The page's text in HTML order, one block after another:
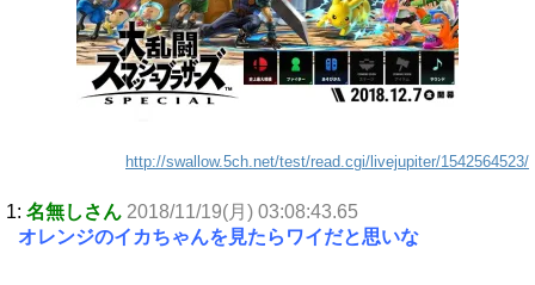
http://swallow.5ch.net/test/read.cgi/livejupiter/1542564523/
1: 名無しさん 2018/11/19(月) 03:08:43.65
オレンジのイカちゃんを見たらワイだと思いな